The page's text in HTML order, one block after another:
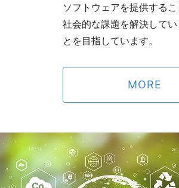
お知らせ
AI・人工知能EXPO 出展のお知らせ
その他
2026年定時株主総会資料（電子提供措
（263KB）
ソフトウェアを提供する
社会的な課題を解決してい
とを目指しています。
MORE